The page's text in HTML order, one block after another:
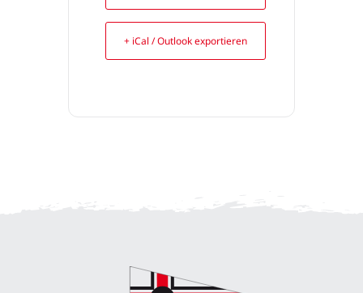
+ iCal / Outlook exportieren